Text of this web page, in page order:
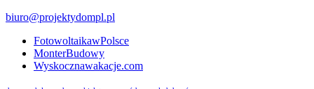
biuro@projektydompl.pl
FotowoltaikawPolsce
MonterBudowy
Wyskocznawakacje.com